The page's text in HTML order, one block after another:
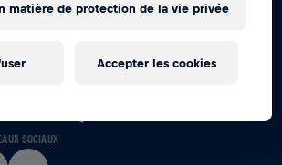
SOCIAUX
matière de protection de la vie privée
Accepter les cookies